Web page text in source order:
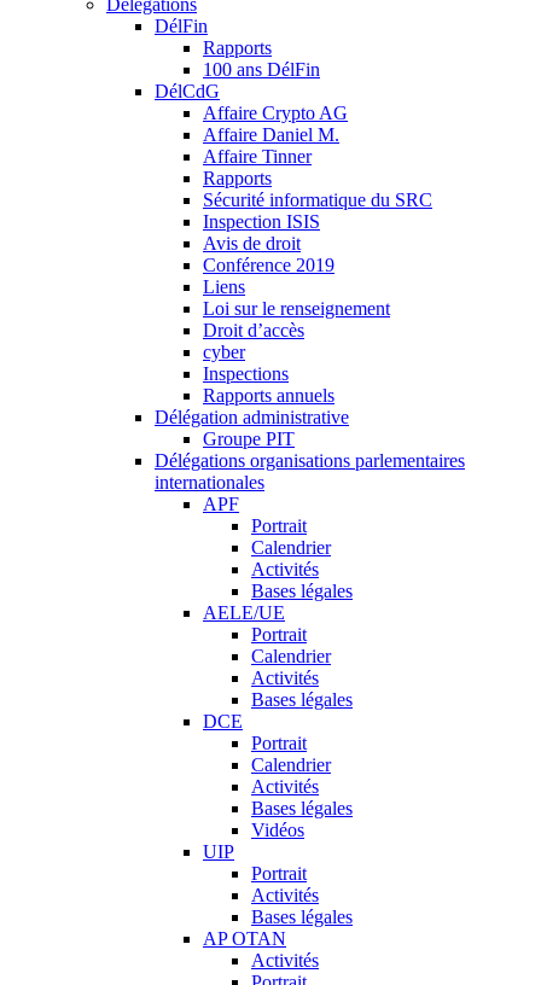
Délégations
DélFin
Rapports
100 ans DélFin
DélCdG
Affaire Crypto AG
Affaire Daniel M.
Affaire Tinner
Rapports
Sécurité informatique du SRC
Inspection ISIS
Avis de droit
Conférence 2019
Liens
Loi sur le renseignement
Droit d’accès
cyber
Inspections
Rapports annuels
Délégation administrative
Groupe PIT
Délégations organisations parlementaires
internationales
APF
Portrait
Calendrier
Activités
Bases légales
AELE/UE
Portrait
Calendrier
Activités
Bases légales
DCE
Portrait
Calendrier
Activités
Bases légales
Vidéos
UIP
Portrait
Activités
Bases légales
AP OTAN
Activités